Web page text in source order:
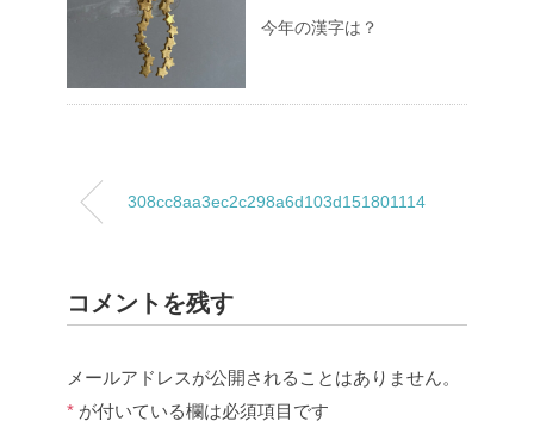
今年の漢字は？
308cc8aa3ec2c298a6d103d151801114
コメントを残す
メールアドレスが公開されることはありません。
* が付いている欄は必須項目です